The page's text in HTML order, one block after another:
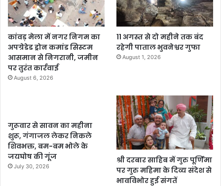
कांवड़ मेला में नगर निगम का
अपग्रेडेड ड्रोन कमांड सिस्टम
आसमान से निगरानी, जमीन
पर तुरंत कार्रवाई
August 6, 2026
11 अगस्त से दो महीने तक बंद
रहेगी पाताल भुवनेश्वर गुफा
August 1, 2026
गुरूवार से सावन का महीना
शुरू, गंगाजल लेकर निकले
शिवभक्त, बम-बम भोले के
जयघोष की गूंज
July 30, 2026
श्री दरबार साहिब में गुरु पूर्णिमा
पर गुरु महिमा के दिव्य संदेश से
भावविभोर हुई संगतें